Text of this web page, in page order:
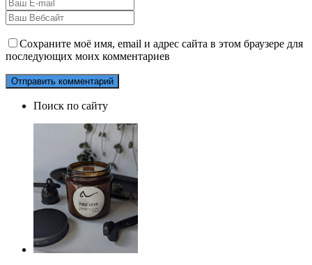
Сохраните моё имя, email и адрес сайта в этом браузере для
последующих моих комментариев
Поиск по сайту